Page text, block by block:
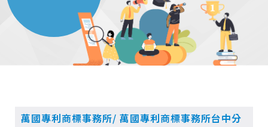
萬國專利商標事務所/ 萬國專利商標事務所台中分